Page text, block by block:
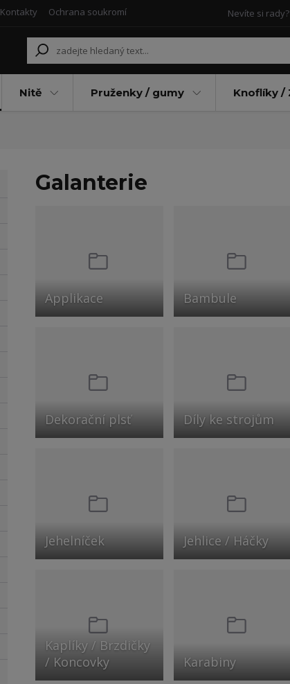
Kontakty Ochrana soukromí Nevíte si
Nitě Pruženky / gumy Knoflíky /
Galanterie
Applikace Bambule
Dekorační plsť Díly ke strojům
Jehelníček Jehlice / Háčky
Kaplíky / Brzdičky
/ Koncovky
Karabiny